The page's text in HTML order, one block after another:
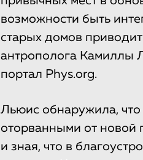
возможности быть
старых домов
антрополога Камиллы
портал Phys.org.
Льюис обнаружила,
оторванными от новой
и зная, что в